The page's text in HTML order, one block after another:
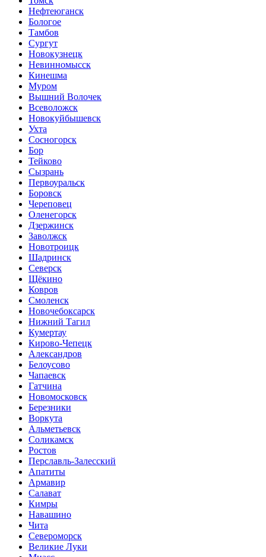
Нефтеюганск
Бологое
Тамбов
Сургут
Новокузнецк
Невинномысск
Кинешма
Муром
Вышний Волочек
Всеволожск
Новокуйбышевск
Ухта
Сосногорск
Бор
Тейково
Сызрань
Первоуральск
Боровск
Череповец
Оленегорск
Дзержинск
Заволжск
Новотроицк
Шадринск
Северск
Щёкино
Ковров
Смоленск
Новочебоксарск
Нижний Тагил
Кумертау
Кирово-Чепецк
Александров
Белоусово
Чапаевск
Гатчина
Новомосковск
Березники
Воркута
Альметьевск
Соликамск
Ростов
Перславль-Залесский
Апатиты
Армавир
Салават
Кимры
Навашино
Чита
Североморск
Великие Луки